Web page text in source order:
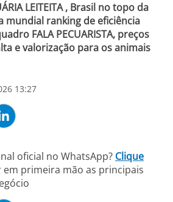
LEITEITA , Brasil no topo da
mundial ranking de eficiência
FALA PECUARISTA, preços
e valorização para os animais
13:27
oficial no WhatsApp? Clique
em primeira mão as principais